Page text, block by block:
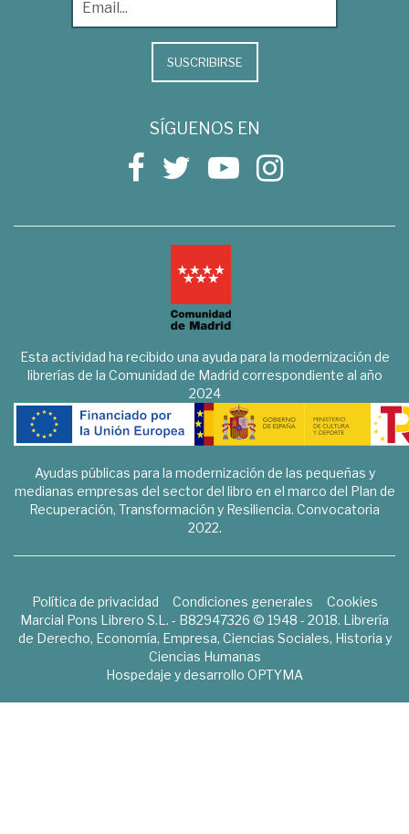
SUSCRIBIRSE
SÍGUENOS EN
Esta actividad ha recibido una ayuda para la modernización de
librerías de la Comunidad de Madrid correspondiente al año
2024
Ayudas públicas para la modernización de las pequeñas y
medianas empresas del sector del libro en el marco del Plan de
Recuperación, Transformación y Resiliencia. Convocatoria
2022.
Política de privacidad Condiciones generales
Cookies
Marcial Pons Librero S.L. - B82947326 © 1948 - 2018. Librería
de Derecho, Economía, Empresa, Ciencias Sociales, Historia y
Ciencias Humanas
Hospedaje y desarrollo OPTYMA